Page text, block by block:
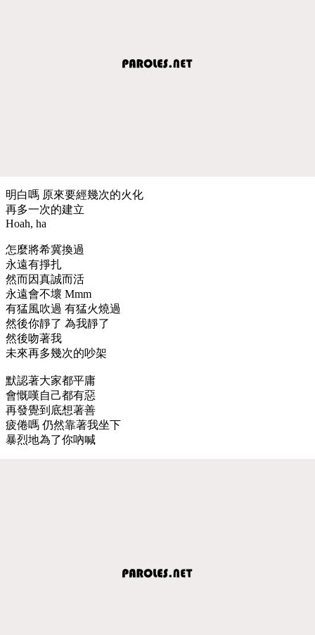
明白嗎 原來要經幾次的火化
再多一次的建立
Hoah, ha
怎麼將希冀換過
永遠有掙扎
然而因真誠而活
永遠會不壞 Mmm
有猛風吹過 有猛火燒過
然後你靜了 為我靜了
然後吻著我
未來再多幾次的吵架
默認著大家都平庸
會慨嘆自己都有惡
再發覺到底想著善
疲倦嗎 仍然靠著我坐下
暴烈地為了你吶喊